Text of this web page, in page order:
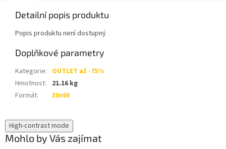
High-contrast mode
Mohlo by Vás zajímat
Detailní popis produktu
Popis produktu není dostupný
Doplňkové parametry
Kategorie: OUTLET až -75%
Hmotnost:
21.16 kg
Formát: 30x60